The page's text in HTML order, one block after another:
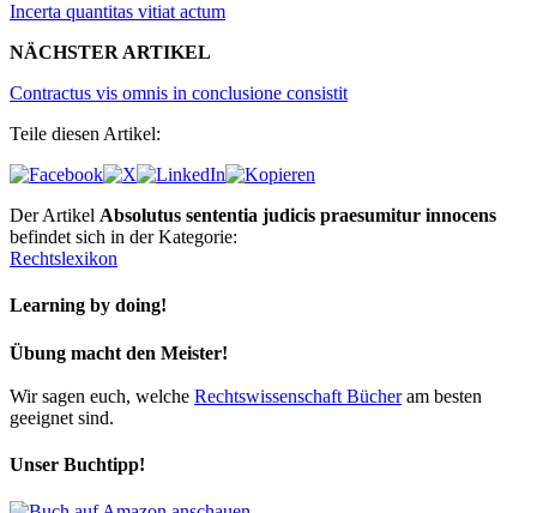
Incerta quantitas vitiat actum
NÄCHSTER ARTIKEL
Contractus vis omnis in conclusione consistit
Teile diesen Artikel:
Der Artikel Absolutus sententia judicis praesumitur innocens
befindet sich in der Kategorie:
Rechtslexikon
Learning by doing!
Übung macht den Meister!
Wir sagen euch, welche Rechtswissenschaft Bücheram besten
geeignet sind.
Unser Buchtipp!